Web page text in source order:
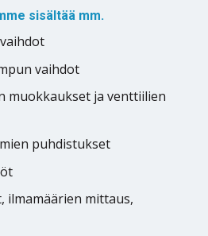
sisältää mm.
vaihdot
muokkaukset ja venttiilien
puhdistukset
ilmamäärien mittaus,